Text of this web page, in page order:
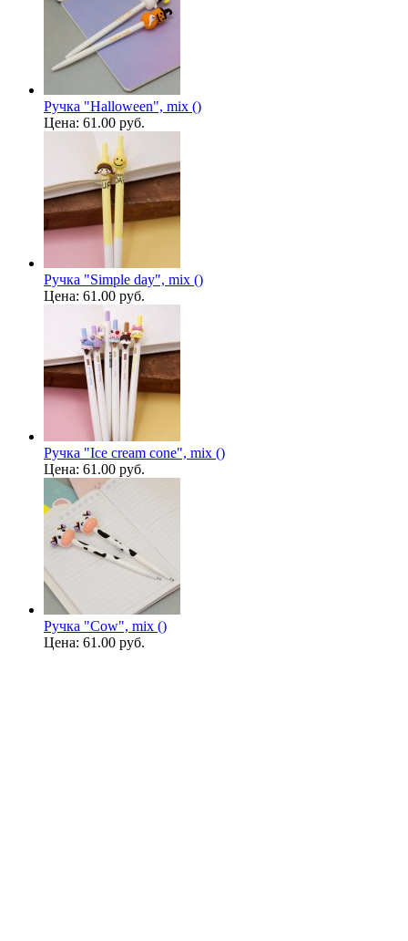
Ручка "Halloween", mix ()
Цена: 61.00 руб.
Ручка "Simple day", mix ()
Цена: 61.00 руб.
Ручка "Ice cream cone", mix ()
Цена: 61.00 руб.
Ручка "Cow", mix ()
Цена: 61.00 руб.